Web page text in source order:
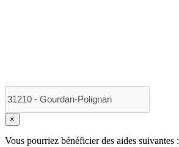
×
Vous pourriez bénéficier des aides suivantes :